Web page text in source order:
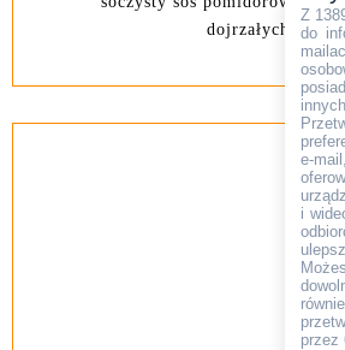
dojrzałych w ...
Z
do
e-
i
przez